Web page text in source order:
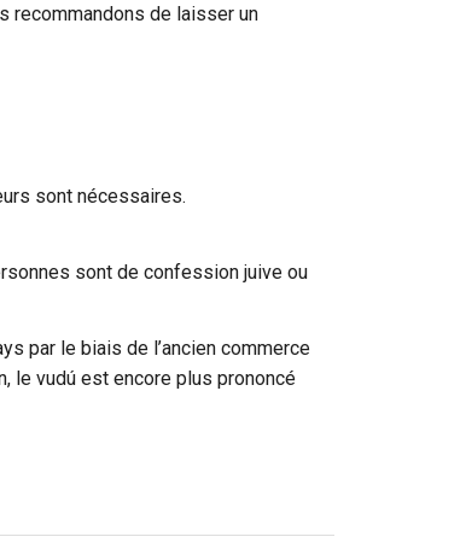
recommandons de laisser un
sont nécessaires.
sont de confession juive ou
par le biais de l’ancien commerce
le vudú est encore plus prononcé